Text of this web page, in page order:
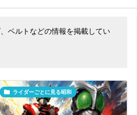
ベルトなどの情報を掲載してい
 ライダーごとに見る昭和